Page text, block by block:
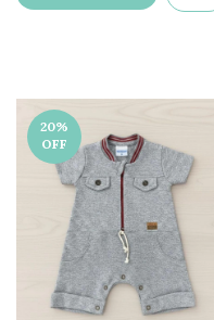
20%
OFF